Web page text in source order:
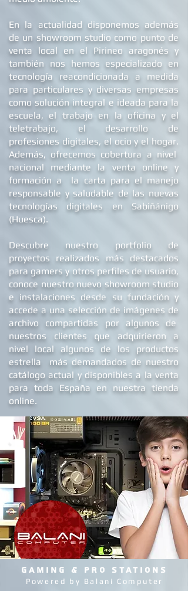
Informática accesible y sostenible con el
medio ambiente.
En la actualidad disponemos además
de un showroom studio como punto de
venta local en el Pirineo aragonés y
también nos hemos especializado en
tecnología reacondicionada a medida
para particulares y diversas empresas
como solución integral e ideada para la
escuela, el trabajo en la oficina y el
teletrabajo, el desarrollo de
profesiones digitales, el ocio y el hogar.
Además, ofrecemoscobertura a nivel
nacional mediante la venta online y
formación a la carta para el manejo
responsable y saludable de las nuevas
tecnologías digitales en Sabiñánigo
(Huesca).
Descubre nuestro portfolio de
proyectos realizados más destacados
para gamers y otros perfiles de usuario,
conoce nuestro nuevo showroom studio
einstalacionesdesde su fundación y
accede a una selección de imágenes de
archivo compartidas por algunos de
nuestros clientes que adquirieron a
nivel local algunos de los productos
estrella más demandados de nuestro
catálogo actual y disponibles a la venta
para toda España en nuestra tienda
online.